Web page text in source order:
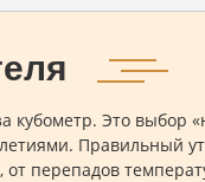
кубометр. Это выбор
Правильный
от перепадов